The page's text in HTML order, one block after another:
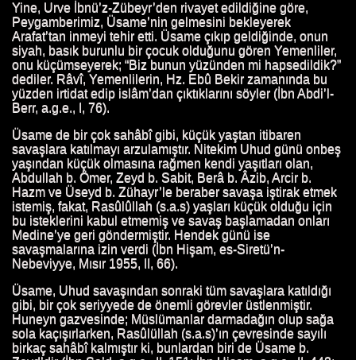
Yine, Urve İbnü’z-Zübeyr’den rivayet edildiğine göre,
Peygamberimiz, Üsame’nin gelmesini bekleyerek
Arafat’tan inmeyi tehir etti. Üsame çıkıp geldiğinde, onun
siyah, basık burunlu bir çocuk olduğunu gören Yemenliler,
onu küçümseyerek; “Biz bunun yüzünden mi hapsedildik?”
dediler. Râvî, Yemenlilerin, Hz. Ebû Bekir zamanında bu
yüzden irtidat edip islâm’dan çıktıklarını söyler (İbn Abdi’l-
Berr, a.g.e., I, 76).
Üsame de bir çok sahâbî gibi, küçük yaştan itibaren
savaşlara katılmayı arzulamıştır. Nitekim Uhud günü onbeş
yaşından küçük olmasına rağmen kendi yaşıtları olan,
Abdullah b. Ömer, Zeyd b. Sabit, Berâ b. Âzib, Arcir b.
Hazm ve Üseyd b. Zühayr’le beraber savaşa iştirak etmek
istemiş, fakat, Rasûlûllah (s.a.s) yaşları küçük olduğu için
bu isteklerini kabul etmemiş ve savaş başlamadan onları
Medine’ye geri göndermiştir. Hendek günü ise
savaşmalarına izin verdi (İbn Hişam, es-Siretü’n-
Nebeviyye, Mısır 1955, II, 66).
Üsame, Uhud savaşından sonraki tüm savaşlara katıldığı
gibi, bir çok seriyyede de önemli görevler üstlenmiştir.
Huneyn gazvesinde; Müslümanlar darmadağın olup sağa
sola kaçışırlarken, Rasûlüllah (s.a.s)’ın çevresinde sayılı
birkaç sahâbî kalmıştır ki, bunlardan biri de Üsame b.